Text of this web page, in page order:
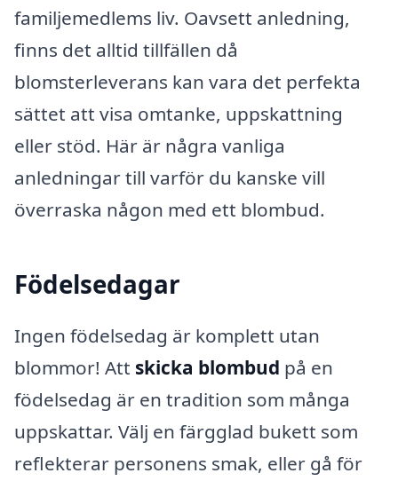
familjemedlems liv. Oavsett anledning,
finns det alltid tillfällen då
blomsterleverans kan vara det perfekta
sättet att visa omtanke, uppskattning
eller stöd. Här är några vanliga
anledningar till varför du kanske vill
överraska någon med ett blombud.
Födelsedagar
Ingen födelsedag är komplett utan
blommor! Att skicka blombud på en
födelsedag är en tradition som många
uppskattar. Välj en färgglad bukett som
reflekterar personens smak, eller gå för